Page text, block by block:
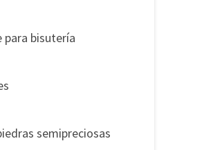
para bisutería
semipreciosas